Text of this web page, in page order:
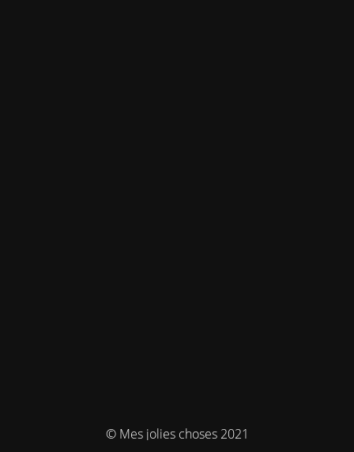
© Mes jolies choses 2021